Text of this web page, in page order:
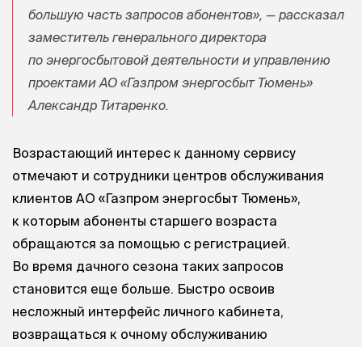
большую часть запросов абонентов», — рассказал
заместитель генерального директора
по энергосбытовой деятельности и управлению
проектами АО «Газпром энергосбыт Тюмень»
Александр Титаренко.
Возрастающий интерес к данному сервису
отмечают и сотрудники центров обслуживания
клиентов АО «Газпром энергосбыт Тюмень»,
к которым абоненты старшего возраста
обращаются за помощью с регистрацией.
Во время дачного сезона таких запросов
становится еще больше. Быстро освоив
несложный интерфейс личного кабинета,
возвращаться к очному обслуживанию